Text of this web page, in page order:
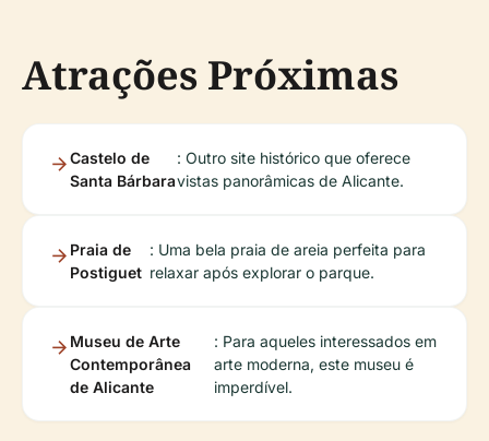
Atrações Próximas
Castelo de
Santa Bárbara
: Outro site histórico que oferece
vistas panorâmicas de Alicante.
Praia de
Postiguet
: Uma bela praia de areia perfeita para
relaxar após explorar o parque.
Museu de Arte
Contemporânea
de Alicante
: Para aqueles interessados em
arte moderna, este museu é
imperdível.